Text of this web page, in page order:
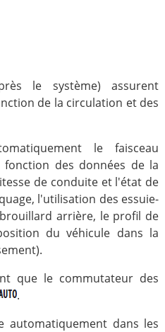
le système) assurent
de la circulation et des
le faisceau
des données de la
de conduite et l'état de
l'utilisation des essuie-
arrière, le profil de
du véhicule dans la
que le commutateur des
.
automatiquement dans les